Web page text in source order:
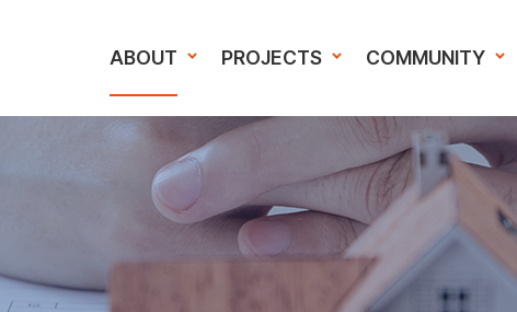
ABOUT PROJECTS COMMUNITY